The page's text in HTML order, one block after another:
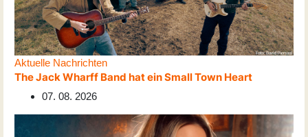
Aktuelle Nachrichten
The Jack Wharff Band hat ein Small Town Heart
07. 08. 2026